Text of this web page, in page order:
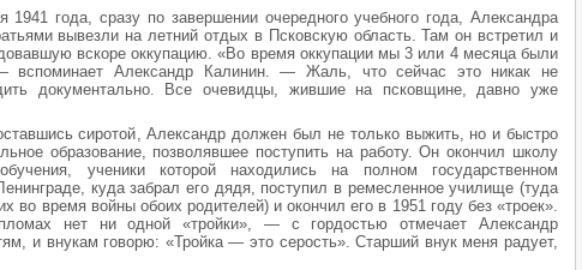
1941 года, сразу по завершении очередного учебного года, Александра
вывезли на летний отдых в Псковскую область. Там он встретил и
вскоре оккупацию. «Во время оккупации мы 3 или 4 месяца были
вспоминает Александр Калинин. — Жаль, что сейчас это никак не
документально. Все очевидцы, жившие на псковщине, давно уже
сиротой, Александр должен был не только выжить, но и быстро
образование, позволявшее поступить на работу. Он окончил школу
обучения, ученики которой находились на полном государственном
куда забрал его дядя, поступил в ремесленное училище (туда
во время войны обоих родителей) и окончил его в 1951 году без «троек».
нет ни одной «тройки», — с гордостью отмечает Александр
и внукам говорю: «Тройка — это серость». Старший внук меня радует,